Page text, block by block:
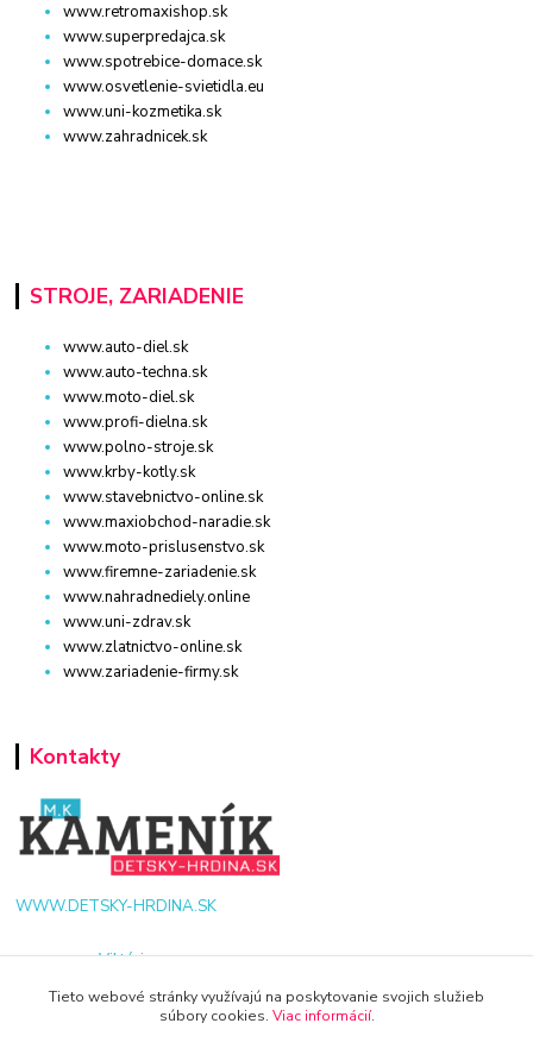
www.retromaxishop.sk
www.superpredajca.sk
www.spotrebice-domace.sk
www.osvetlenie-svietidla.eu
www.uni-kozmetika.sk
www.zahradnicek.sk
STROJE, ZARIADENIE
www.auto-diel.sk
www.auto-techna.sk
www.moto-diel.sk
www.profi-dielna.sk
www.polno-stroje.sk
www.krby-kotly.sk
www.stavebnictvo-online.sk
www.maxiobchod-naradie.sk
www.moto-prislusenstvo.sk
www.firemne-zariadenie.sk
www.nahradnediely.online
www.uni-zdrav.sk
www.zlatnictvo-online.sk
www.zariadenie-firmy.sk
Kontakty
WWW.DETSKY-HRDINA.SK
Viktória
+421 940 949 000
Tieto webové stránky využívajú na poskytovanie svojich služieb
súbory cookies. Viac informácií.